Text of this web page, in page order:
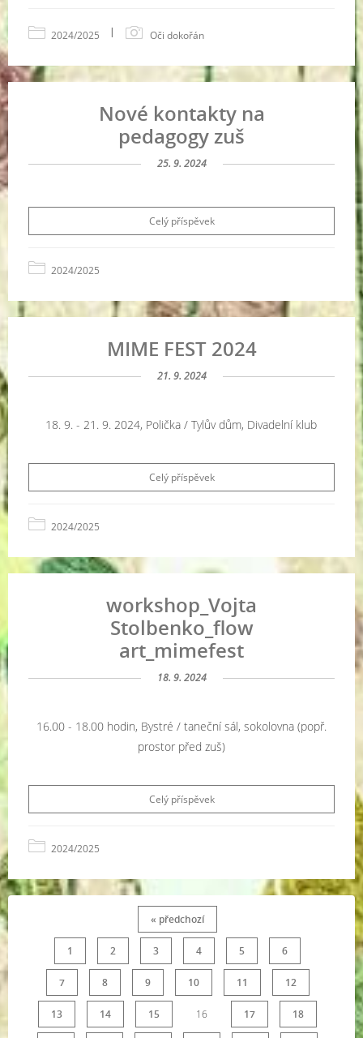
2024/2025 | Oči dokořán
Nové kontakty na
pedagogy zuš
25. 9. 2024
Celý příspěvek
2024/2025
MIME FEST 2024
21. 9. 2024
18. 9. - 21. 9. 2024, Polička / Tylův dům, Divadelní klub
Celý příspěvek
2024/2025
workshop_Vojta
Stolbenko_flow
art_mimefest
18. 9. 2024
16.00 - 18.00 hodin, Bystré / taneční sál, sokolovna (popř.
prostor před zuš)
Celý příspěvek
2024/2025
« předchozí
1 2 3 4 5 6
7 8 9 10 11 12
13 14 15 16 17 18